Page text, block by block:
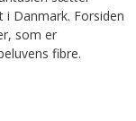
Danmark. Forsiden
som er
fibre.